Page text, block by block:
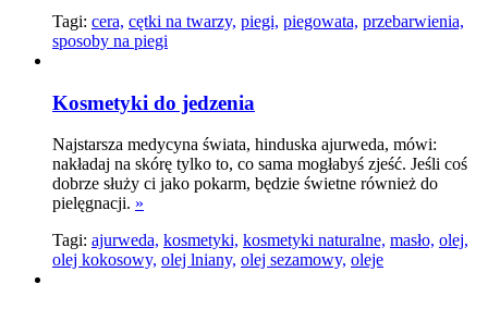
Tagi: cera, cętki na twarzy, piegi, piegowata, przebarwienia,
sposoby na piegi
Kosmetyki do jedzenia
Najstarsza medycyna świata, hinduska ajurweda, mówi:
nakładaj na skórę tylko to, co sama mogłabyś zjeść. Jeśli coś
dobrze służy ci jako pokarm, będzie świetne również do
pielęgnacji. »
Tagi: ajurweda, kosmetyki, kosmetyki naturalne, masło, olej,
olej kokosowy, olej lniany, olej sezamowy, oleje